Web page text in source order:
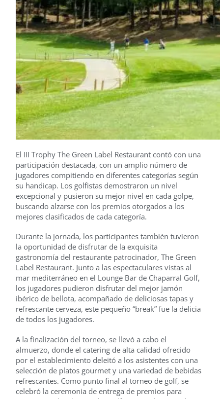
El III Trophy The Green Label Restaurant contó con una
participación destacada, con un amplio número de
jugadores compitiendo en diferentes categorías según
su handicap. Los golfistas demostraron un nivel
excepcional y pusieron su mejor nivel en cada golpe,
buscando alzarse con los premios otorgados a los
mejores clasificados de cada categoría.
Durante la jornada, los participantes también tuvieron
la oportunidad de disfrutar de la exquisita
gastronomía del restaurante patrocinador, The Green
Label Restaurant. Junto a las espectaculares vistas al
mar mediterráneo en el Lounge Bar de Chaparral Golf,
los jugadores pudieron disfrutar del mejor jamón
ibérico de bellota, acompañado de deliciosas tapas y
refrescante cerveza, este pequeño “break” fue la delicia
de todos los jugadores.
A la finalización del torneo, se llevó a cabo el
almuerzo, donde el catering de alta calidad ofrecido
por el establecimiento deleitó a los asistentes con una
selección de platos gourmet y una variedad de bebidas
refrescantes. Como punto final al torneo de golf, se
celebró la ceremonia de entrega de premios para